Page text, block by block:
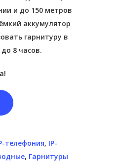
и до 150 метров
аккумулятор
гарнитуру в
8 часов.
телефония, IP-
, Гарнитуры